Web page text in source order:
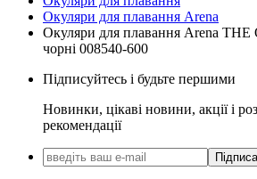
Окуляри для плавання Arena
Окуляри для плавання Arena
чорні 008540-600
Підписуйтесь і будьте першими
Новинки, цікаві новини, акції і
рекомендації